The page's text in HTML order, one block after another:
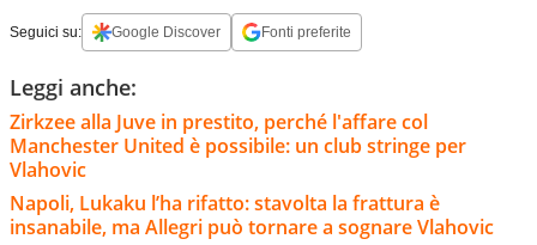
Seguici su: Google Discover Fonti preferite
Leggi anche:
Zirkzee alla Juve in prestito, perché l'affare col
Manchester United è possibile: un club stringe per
Vlahovic
Napoli, Lukaku l’ha rifatto: stavolta la frattura è
insanabile, ma Allegri può tornare a sognare Vlahovic